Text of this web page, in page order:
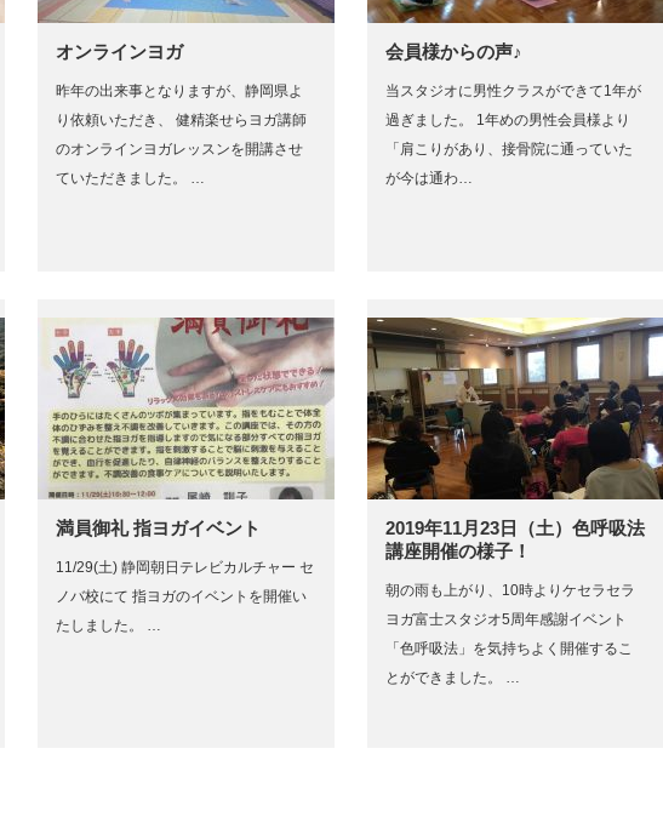
オンラインヨガ
昨年の出来事となりますが、静岡県よ
り依頼いただき、 健精楽せらヨガ講師
のオンラインヨガレッスンを開講させ
ていただきました。 …
会員様からの声♪
当スタジオに男性クラスができて1年が
過ぎました。 1年めの男性会員様より
「肩こりがあり、接骨院に通っていた
が今は通わ…
満員御礼 指ヨガイベント
11/29(土) 静岡朝日テレビカルチャー セ
ノバ校にて 指ヨガのイベントを開催い
たしました。 …
2019年11月23日（土）色呼吸法
講座開催の様子！
朝の雨も上がり、10時よりケセラセラ
ヨガ富士スタジオ5周年感謝イベント
「色呼吸法」を気持ちよく開催するこ
とができました。 …